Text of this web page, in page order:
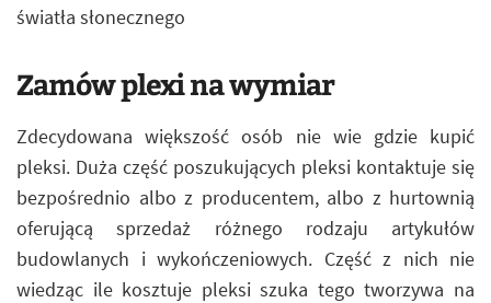
światła słonecznego
Zamów plexi na wymiar
Zdecydowana większość osób nie wie gdzie kupić
pleksi. Duża część poszukujących pleksi kontaktuje się
bezpośrednio albo z producentem, albo z hurtownią
oferującą sprzedaż różnego rodzaju artykułów
budowlanych i wykończeniowych. Część z nich nie
wiedząc ile kosztuje pleksi szuka tego tworzywa na